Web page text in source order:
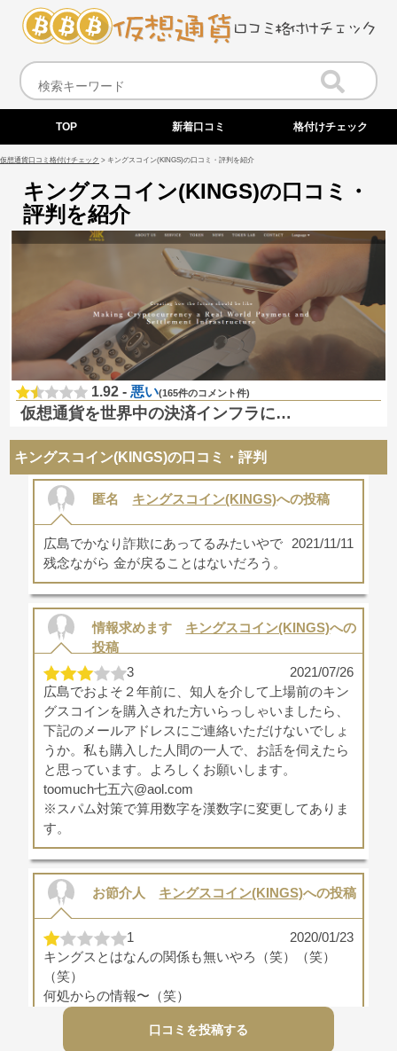
TOP 新着口コミ 格付けチェック
仮想通貨口コミ格付けチェック > キングスコイン(KINGS)の口コミ・評判を紹介
キングスコイン(KINGS)の口コミ・
評判を紹介
1.92 - 悪い(165件のコメント件)
仮想通貨を世界中の決済インフラに…
キングスコイン(KINGS)の口コミ・評判
匿名 キングスコイン(KINGS)への投稿
2021/11/11
広島でかなり詐欺にあってるみたいやで
残念ながら 金が戻ることはないだろう。
情報求めます キングスコイン(KINGS)への
投稿
2021/07/26
3
広島でおよそ２年前に、知人を介して上場前のキン
グスコインを購入された方いらっしゃいましたら、
下記のメールアドレスにご連絡いただけないでしょ
うか。私も購入した人間の一人で、お話を伺えたら
と思っています。よろしくお願いします。
toomuch七五六@aol.com
※スパム対策で算用数字を漢数字に変更してありま
す。
お節介人 キングスコイン(KINGS)への投稿
2020/01/23
1
キングスとはなんの関係も無いやろ（笑）（笑）
（笑）
何処からの情報〜（笑）
おもろすぎやろ
頭悪いんとちゃうか！口コミを投稿する